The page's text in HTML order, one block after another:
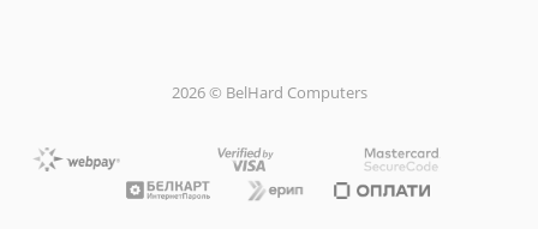
2026 © BelHard Computers